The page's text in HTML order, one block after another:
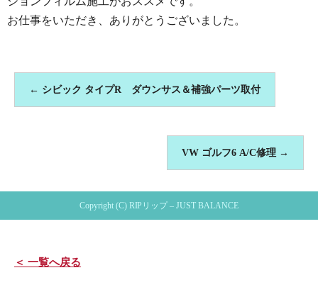
お仕事をいただき、ありがとうございました。
← シビック タイプR ダウンサス＆補強パーツ取付
VW ゴルフ6 A/C修理 →
Copyright (C) RIPリップ – JUST BALANCE
＜ 一覧へ戻る